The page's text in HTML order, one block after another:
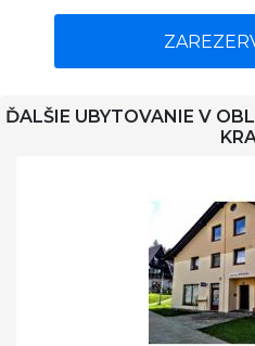
ĎALŠIE UBYTOVANIE V